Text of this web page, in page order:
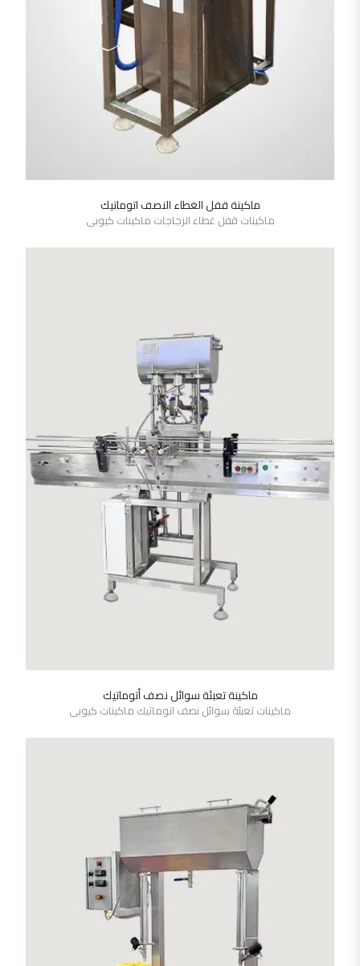
SHOW DETAILS
ماكينة قفل الغطاء النصف اتوماتيك
ماكينات قفل غطاء الزجاجات ماكينات كيوبى
SHOW DETAILS
ماكينة تعبئة سوائل نصف أتوماتيك
ماكينات تعبئة سوائل نصف اتوماتيك ماكينات كيوبى